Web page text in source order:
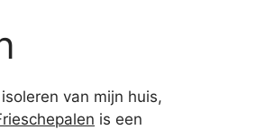
van mijn huis,
is een